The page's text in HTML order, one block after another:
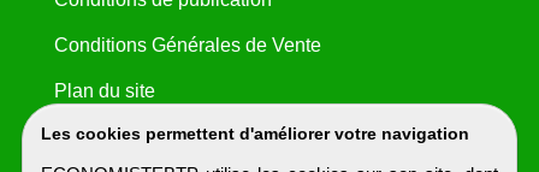
Les cookies permettent d'améliorer votre navigation
Conditions Générales de Vente
Plan du site